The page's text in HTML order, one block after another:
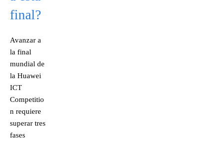
final?
Avanzar a
la final
mundial de
la Huawei
ICT
Competitio
n requiere
superar tres
fases